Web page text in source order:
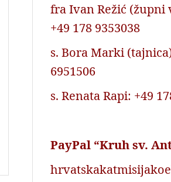
fra Ivan Režić (župni
+49 178 9353038
s. Bora Marki
6951506
s. Renata Rapi: +49
PayPal “Kruh sv.